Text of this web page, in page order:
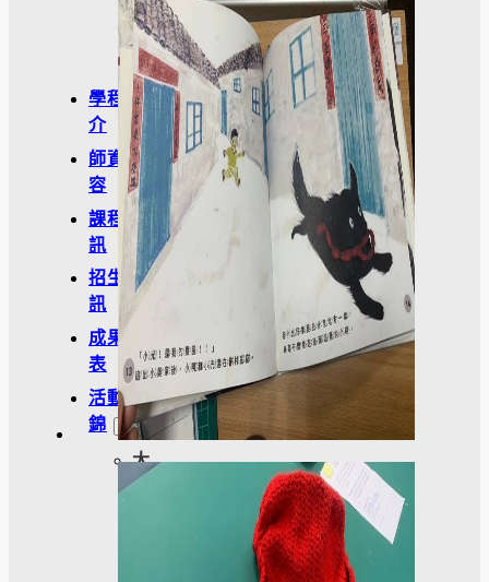
學
金
學程簡
介
師資陣
容
課程資
訊
招生資
訊
成果發
表
活動集
錦
大